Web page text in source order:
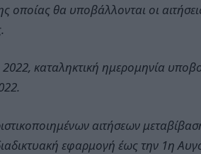
οποίας θα υποβάλλονται οι
2022, καταληκτική ημερομηνία
αιτήσεων
εφαρμογή έως την 1η